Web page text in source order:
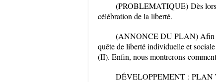
(PROBLEMATIQUE) Dès
célébration de la liberté.
(ANNONCE DU PLAN) Afin
quête de liberté individuelle et
(II). Enfin, nous montrerons
DÉVELOPPEMENT : PLAN